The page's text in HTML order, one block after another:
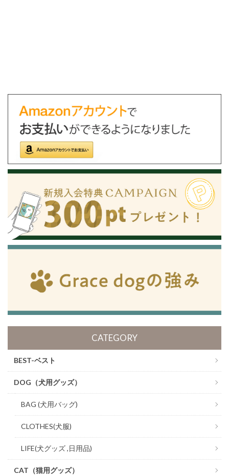
CATEGORY
BEST-ベスト
DOG（犬用グッズ）
BAG (犬用バッグ)
CLOTHES(犬服)
LIFE(犬グッズ ,日用品)
CAT（猫用グッズ）